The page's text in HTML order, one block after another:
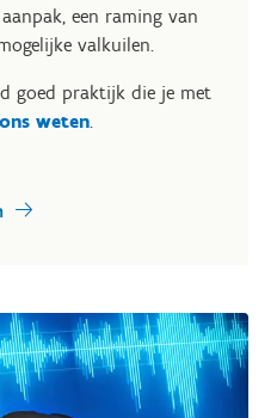
een raming van
valkuilen.
goed praktijk die je met
weten